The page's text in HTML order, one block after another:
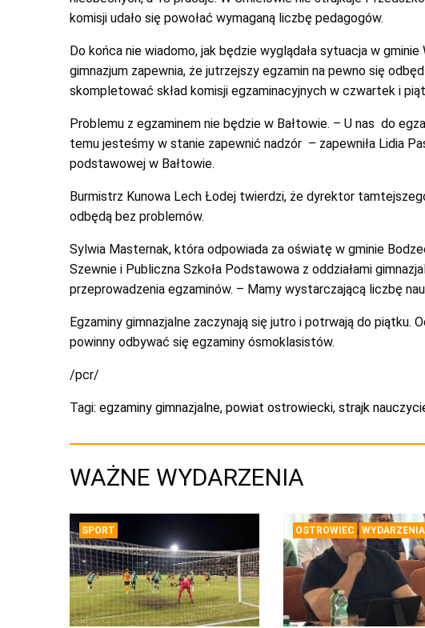
komisji udało się powołać wymaganą liczbę pedagogów.
Do końca nie wiadomo, jak będzie wyglądała sytuacja w
gimnazjum zapewnia, że jutrzejszy egzamin na pewno się
skompletować skład komisji egzaminacyjnych w czwartek i
Problemu z egzaminem nie będzie w Bałtowie. – U nas do
temu jesteśmy w stanie zapewnić nadzór – zapewniła Lidia
podstawowej w Bałtowie.
Burmistrz Kunowa Lech Łodej twierdzi, że dyrektor
odbędą bez problemów.
Sylwia Masternak, która odpowiada za oświatę w gminie
Szewnie i Publiczna Szkoła Podstawowa z oddziałami
przeprowadzenia egzaminów. – Mamy wystarczającą liczbę
Egzaminy gimnazjalne zaczynają się jutro i potrwają do piątku.
powinny odbywać się egzaminy ósmoklasistów.
/pcr/
Tagi: egzaminy gimnazjalne, powiat ostrowiecki, strajk
WAŻNE WYDARZENIA
SPORT OSTROWIEC WYDARZENIA